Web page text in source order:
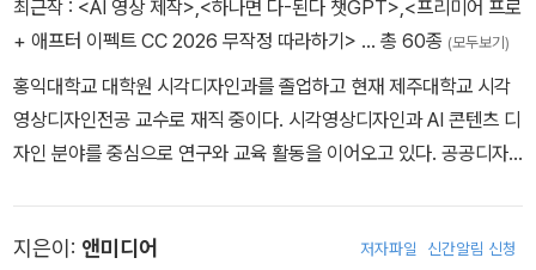
였다.
최근작 : <AI 영상 제작> <하나면 다-된다 챗GPT> <프리미어 프로
+ 애프터 이펙트 CC 2026 무작정 따라하기> … 총 60종 (모두보기)
홍익대학교 대학원 시각디자인과를 졸업하고 현재 제주대학교 시각
영상디자인전공 교수로 재직 중이다. 시각영상디자인과 AI 콘텐츠 디
자인 분야를 중심으로 연구와 교육 활동을 이어오고 있다. 공공디자
교육을 통해 디지털 디자인 교육의 혁신을 선도하고 있다.
지은이: 앤미디어 저자파일 신간알림 신청